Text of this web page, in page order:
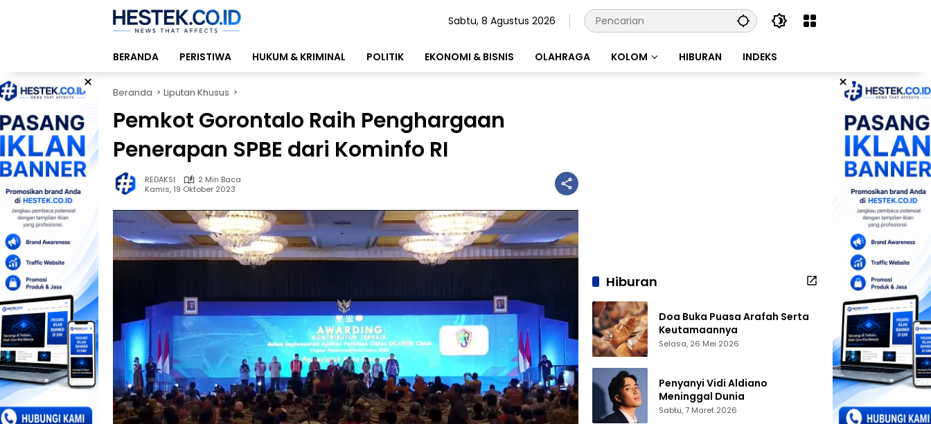
Sabtu, 8 Agustus 2026
BERANDA PERISTIWA HUKUM & KRIMINAL POLITIK EKONOMI & BISNIS OLAHRAGA KOLOM HIBURAN INDEKS
× ×
Beranda Liputan Khusus
Pemkot Gorontalo Raih Penghargaan
Penerapan SPBE dari Kominfo RI
REDAKSI
2 Min Baca
Kamis, 19 Oktober 2023
Hiburan
Doa Buka Puasa Arafah Serta
Keutamaannya
Selasa, 26 Mei 2026
Penyanyi Vidi Aldiano
Meninggal Dunia
Sabtu, 7 Maret 2026